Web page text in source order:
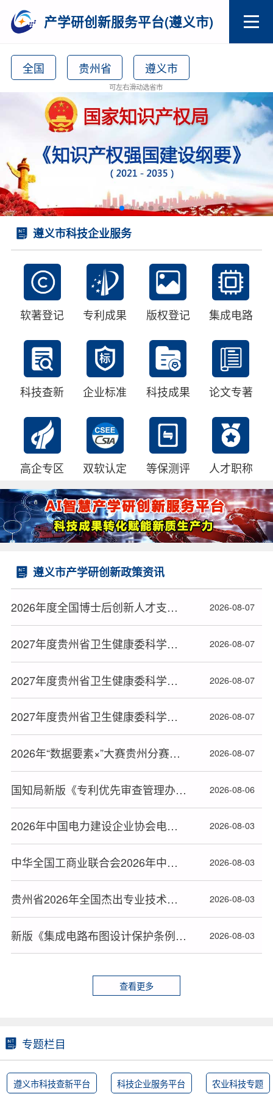
产学研创新服务平台(遵义市)
全国 贵州省 遵义市
可左右滑动选省市
遵义市科技企业服务
软著登记 专利成果 版权登记 集成电路
科技查新 企业标准 科技成果 论文专著
高企专区 双软认定 等保测评 人才职称
遵义市产学研创新政策资讯
2026年度全国博士后创新人才支持计划获选人员名单公布 2026-08-07
2027年度贵州省卫生健康委科学技术基金项目拟立项名单公布（三） 2026-08-07
2027年度贵州省卫生健康委科学技术基金项目拟立项名单公布（二） 2026-08-07
2027年度贵州省卫生健康委科学技术基金项目拟立项名单公布（一） 2026-08-07
2026年“数据要素×”大赛贵州分赛晋级决赛项目名单公布 2026-08-07
国知局新版《专利优先审查管理办法》2026年9月1日起施行 2026-08-06
2026年中国电力建设企业协会电力建设科研项目立项名单公布 2026-08-03
中华全国工商业联合会2026年中华技能大奖和全国技术能手推荐人选名单公布 2026-08-03
贵州省2026年全国杰出专业技术人才和中华技能大奖表彰正式推荐对象名单公布 2026-08-03
新版《集成电路布图设计保护条例》2026年10月15日起施行 2026-08-03
查看更多
专题栏目
遵义市科技查新平台 科技企业服务平台 农业科技专题